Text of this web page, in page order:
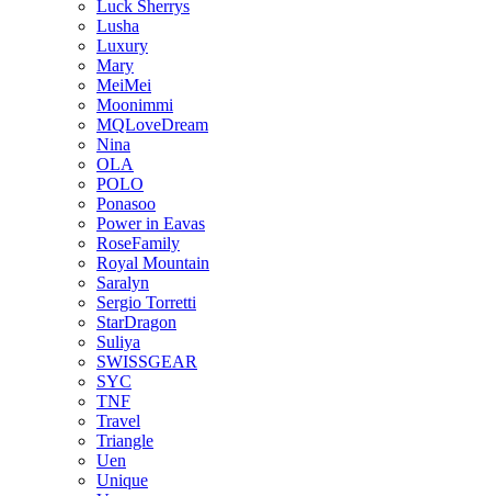
Luck Sherrys
Lusha
Luxury
Mary
MeiMei
Moonimmi
MQLoveDream
Nina
OLA
POLO
Ponasoo
Power in Eavas
RoseFamily
Royal Mountain
Saralyn
Sergio Torretti
StarDragon
Suliya
SWISSGEAR
SYC
TNF
Travel
Triangle
Uen
Unique